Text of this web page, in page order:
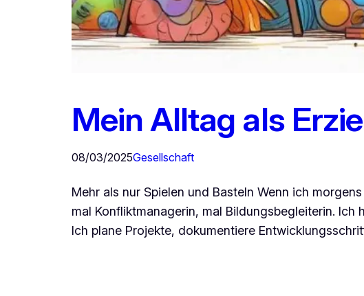
Mein Alltag als
08/03/2025Gesellschaft
Mehr als nur Spielen und Basteln Wenn ich
mal Konfliktmanagerin, mal Bildungsbegleiterin.
Ich plane Projekte, dokumentiere